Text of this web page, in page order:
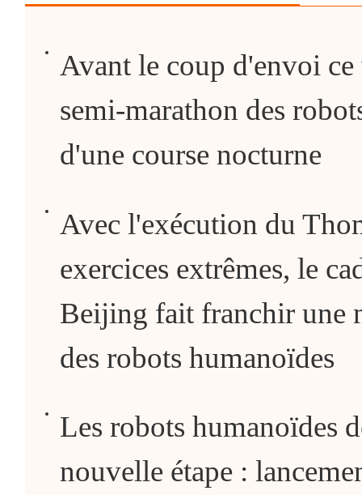
Avant le coup d'envoi
semi-marathon des
d'une course nocturne
Avec l'exécution du
exercices extrêmes, le
Beijing fait franchir une
des robots humanoïdes
Les robots humanoïdes
nouvelle étape :